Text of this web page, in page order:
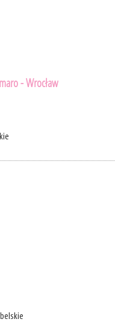
- Wrocław